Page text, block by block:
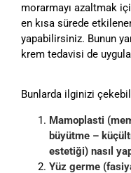
morarmayı azaltmak
en kısa sürede
yapabilirsiniz. Bunun
krem tedavisi de
Bunlarda ilginizi
Mamoplasti
büyütme –
estetiği) nasıl
Yüz germe